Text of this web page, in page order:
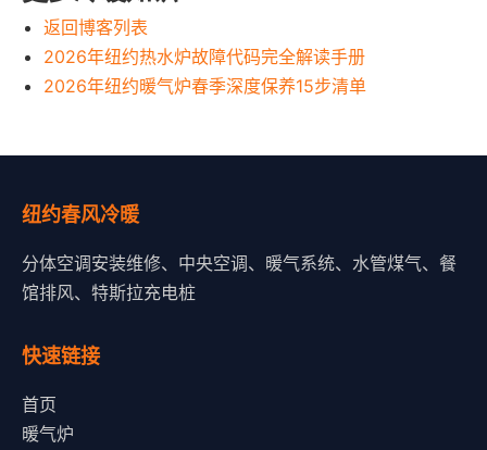
返回博客列表
2026年纽约热水炉故障代码完全解读手册
2026年纽约暖气炉春季深度保养15步清单
纽约春风冷暖
分体空调安装维修、中央空调、暖气系统、水管煤气、餐
馆排风、特斯拉充电桩
快速链接
首页
暖气炉